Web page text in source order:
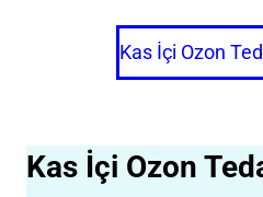
Kas İçi Ozon
Kas İçi Ozon